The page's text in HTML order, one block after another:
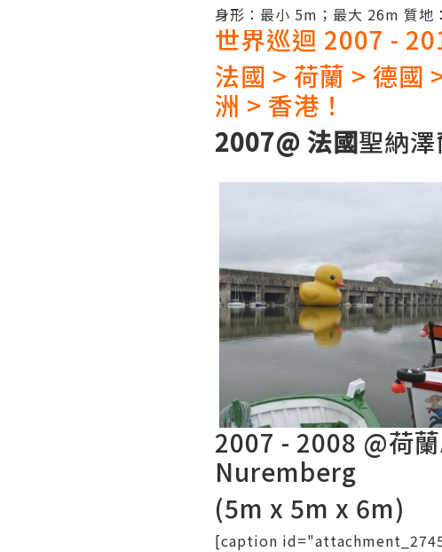
身形：最小 5m；最大 26m 質地
世界巡迴 2007 -
法國 > 荷蘭 > 德國
洲 > 香港！
2007@ 法國聖納澤
2007 - 2008 @荷
Nuremberg
(5m x 5m x 6m)
[caption